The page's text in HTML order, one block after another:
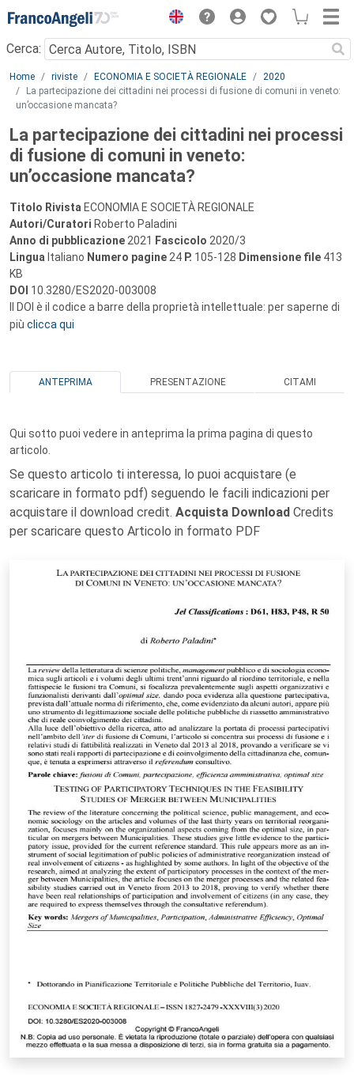
Menu
Cerca:
Main content
Home riviste ECONOMIA E SOCIETÀ REGIONALE
2020
La partecipazione dei cittadini nei processi di fusione di comuni in veneto:
un’occasione mancata?
La partecipazione dei cittadini nei processi
di fusione di comuni in veneto:
un’occasione mancata?
Titolo Rivista ECONOMIA E SOCIETÀ REGIONALE
Autori/Curatori Roberto Paladini
Anno di pubblicazione 2021 Fascicolo 2020/3
Lingua Italiano Numero pagine 24 P. 105-128 Dimensione file 413
KB
DOI 10.3280/ES2020-003008
Il DOI è il codice a barre della proprietà intellettuale: per saperne di
più clicca qui
ANTEPRIMA PRESENTAZIONE CITAMI
Qui sotto puoi vedere in anteprima la prima pagina di questo
articolo.
Se questo articolo ti interessa, lo puoi acquistare (e
scaricare in formato pdf) seguendo le facili indicazioni per
acquistare il download credit. Acquista Download Credits
per scaricare questo Articolo in formato PDF